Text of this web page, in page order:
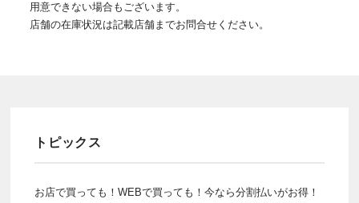
用意できない場合もございます。
店舗の在庫状況は記載店舗までお問合せください。
トピックス
お店で買っても！WEBで買っても！今なら分割払いがお得！